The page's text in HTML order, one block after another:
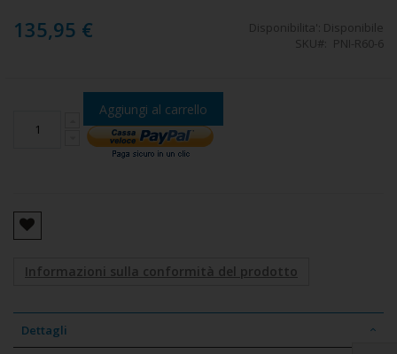
135,95 € Disponibilita': Disponibile
SKU
PNI-R60-6
Aggiungi al carrello
Informazioni sulla conformità del prodotto
Dettagli